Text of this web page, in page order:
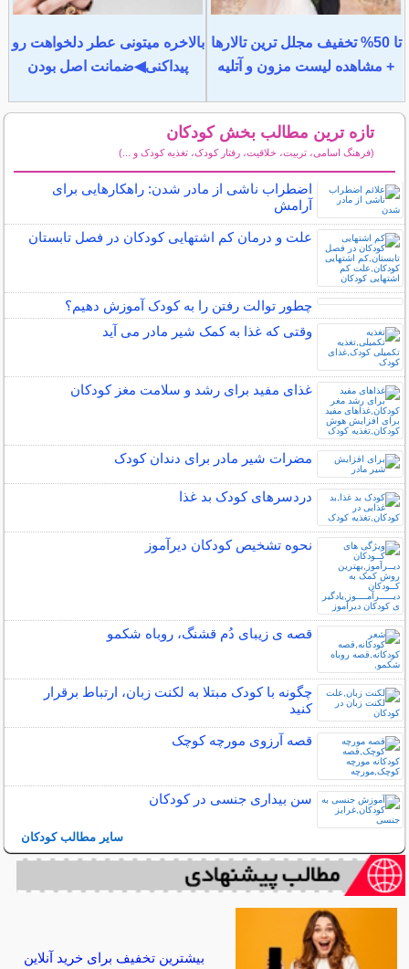
تا 50% تخفیف مجلل ترین تالارها
+ مشاهده لیست مزون و آتلیه
بالاخره میتونی عطر دلخواهت رو
پیداکنی◀ضمانت اصل بودن
تازه ترین مطالب بخش کودکان
(فرهنگ اسامی، تربیت، خلاقیت، رفتار کودک، تغذیه کودک و ...)
اضطراب ناشی از مادر شدن: راهکارهایی برای
آرامش
علت و درمان کم اشتهایی کودکان در فصل تابستان
چطور توالت رفتن را به کودک آموزش دهیم؟
وقتی که غذا به کمک شیر مادر می آید
غذای مفید برای رشد و سلامت مغز کودکان
مضرات شیر مادر برای دندان کودک
دردسرهای کودک بد غذا
نحوه تشخیص کودکان دیرآموز
قصه ی زیبای دُم قشنگ، روباه شکمو
چگونه با کودک مبتلا به لکنت زبان، ارتباط برقرار
کنید
قصه آرزوی مورچه کوچک
سن بیداری جنسی در کودکان
سایر مطالب کودکان
بیشترین تخفیف برای خرید آنلاین